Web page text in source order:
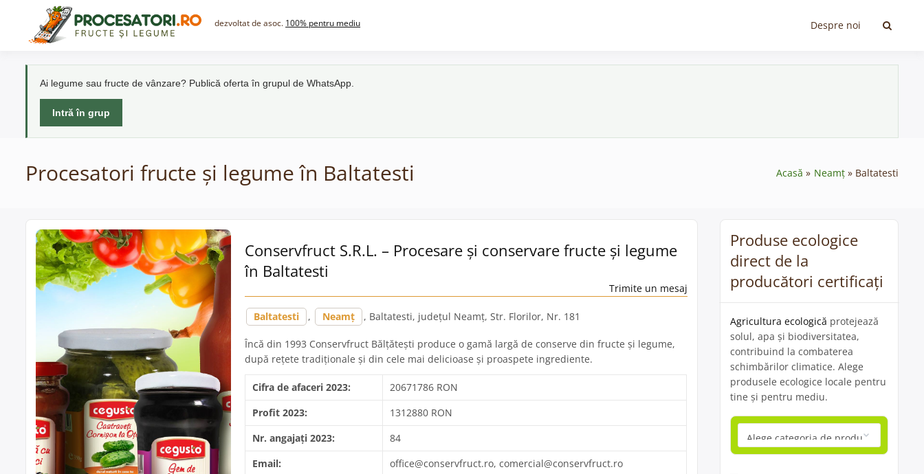
content
dezvoltat de asoc. 100% pentru mediu Despre noi
Ai legume sau fructe de vânzare? Publică oferta în grupul de WhatsApp.
Intră în grup
Procesatori fructe și legume în Baltatesti Acasă Neamț Baltatesti
Conservfruct S.R.L. – Procesare și conservare fructe și legume
în Baltatesti
Trimite un mesaj
Baltatesti , Neamț , Baltatesti, județul Neamț, Str. Florilor, Nr. 181
Încă din 1993 Conservfruct Bălţăteşti produce o gamă largă de conserve din fructe şi legume,
după reţete tradiţionale şi din cele mai delicioase şi proaspete ingrediente.
Cifra de afaceri 2023:
20671786 RON
Profit 2023:
1312880 RON
Nr. angajați 2023:
84
Email:
office@conservfruct.ro, comercial@conservfruct.ro
Produse ecologice
direct de la
producători certificați
Agricultura ecologică protejează
solul, apa și biodiversitatea,
contribuind la combaterea
schimbărilor climatice. Alege
produsele ecologice locale pentru
tine și pentru mediu.